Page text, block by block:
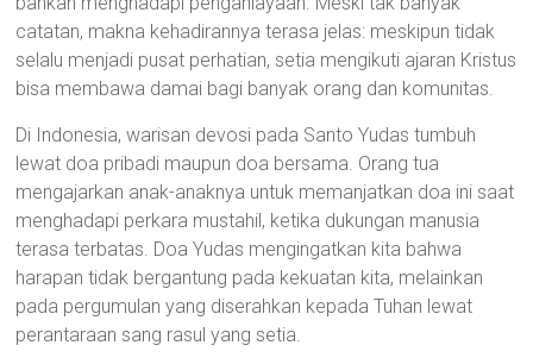
catatan, makna kehadirannya terasa jelas: meskipun tidak
selalu menjadi pusat perhatian, setia mengikuti ajaran Kristus
bisa membawa damai bagi banyak orang dan komunitas.
Di Indonesia, warisan devosi pada Santo Yudas tumbuh
lewat doa pribadi maupun doa bersama. Orang tua
mengajarkan anak-anaknya untuk memanjatkan doa ini saat
menghadapi perkara mustahil, ketika dukungan manusia
terasa terbatas. Doa Yudas mengingatkan kita bahwa
harapan tidak bergantung pada kekuatan kita, melainkan
pada pergumulan yang diserahkan kepada Tuhan lewat
perantaraan sang rasul yang setia.